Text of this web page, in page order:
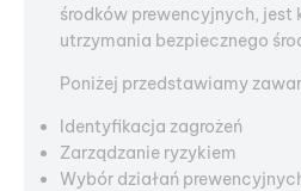
środków prewencyjnych, jest
utrzymania bezpiecznego
Poniżej przedstawiamy
Identyfikacja zagrożeń
Zarządzanie ryzykiem
Wybór działań